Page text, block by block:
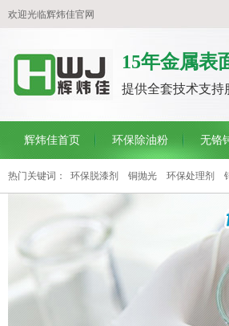
欢迎光临辉炜佳官网
15年金属表
提供全套技术支持
辉炜佳首页 环保除油粉 无铬
热门关键词： 环保脱漆剂 铜抛光 环保处理剂